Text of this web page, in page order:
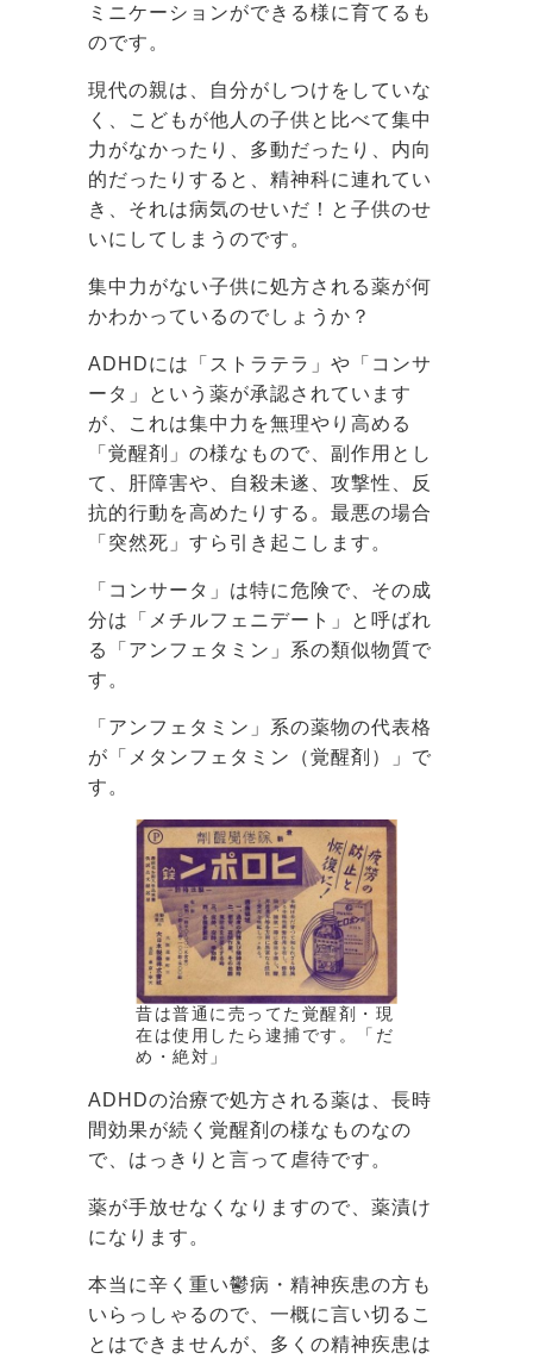
ミニケーションができる様に育てるも
のです。
現代の親は、自分がしつけをしていな
く、こどもが他人の子供と比べて集中
力がなかったり、多動だったり、内向
的だったりすると、精神科に連れてい
き、それは病気のせいだ！と子供のせ
いにしてしまうのです。
集中力がない子供に処方される薬が何
かわかっているのでしょうか？
ADHDには「ストラテラ」や「コンサ
ータ」という薬が承認されています
が、これは集中力を無理やり高める
「覚醒剤」の様なもので、副作用とし
て、肝障害や、自殺未遂、攻撃性、反
抗的行動を高めたりする。最悪の場合
「突然死」すら引き起こします。
「コンサータ」は特に危険で、その成
分は「メチルフェニデート」と呼ばれ
る「アンフェタミン」系の類似物質で
す。
「アンフェタミン」系の薬物の代表格
が「メタンフェタミン（覚醒剤）」で
す。
昔は普通に売ってた覚醒剤・現
在は使用したら逮捕です。「だ
め・絶対」
ADHDの治療で処方される薬は、長時
間効果が続く覚醒剤の様なものなの
で、はっきりと言って虐待です。
薬が手放せなくなりますので、薬漬け
になります。
本当に辛く重い鬱病・精神疾患の方も
いらっしゃるので、一概に言い切るこ
とはできませんが、多くの精神疾患は